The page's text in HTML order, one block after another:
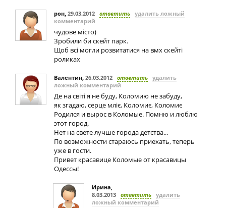
рон, 29.03.2012 ответить удалить ложный
комментарий
чудове місто)
Зробили би скейт парк.
Щоб всі могли розвитатися на вмх скейті
роликах
Валентин, 26.03.2012 ответить удалить
ложный комментарий
Де на свiтi я не буду, Коломию не забуду,
як згадаю, серце млiє, Коломиє, Коломиє
Родился и вырос в Коломые. Помню и люблю
этот город.
Нет на свете лучше города детства...
По возможности стараюсь приехать, теперь
уже в гости.
Привет красавице Коломые от красавицы
Одессы!
Ирина,
8.03.2013 ответить удалить
ложный комментарий